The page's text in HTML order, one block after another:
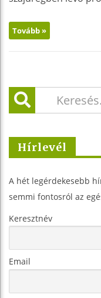
Tovább »
Hírlevél
A hét legérdekesebb
semmi fontosról az
Keresztnév
Email